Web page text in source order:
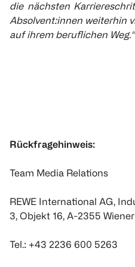
die nächsten
Absolvent:innen weiterhin
auf ihrem beruflichen Weg.“
Rückfragehinweis:
Team Media Relations
REWE International AG,
3, Objekt 16, A-2355
Tel.: +43 2236 600 5263